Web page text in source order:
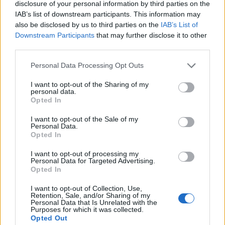
disclosure of your personal information by third parties on the
IAB’s list of downstream participants. This information may
also be disclosed by us to third parties on the IAB’s List of
Downstream Participants that may further disclose it to other
Personal Data Processing Opt Outs
I want to opt-out of the Sharing of my
personal data.
Opted In
I want to opt-out of the Sale of my
Personal Data.
Opted In
I want to opt-out of processing my
Personal Data for Targeted Advertising.
Opted In
I want to opt-out of Collection, Use,
Retention, Sale, and/or Sharing of my
Personal Data that Is Unrelated with the
Purposes for which it was collected.
Opted Out
Capacita Jovem de Poiares aproxima